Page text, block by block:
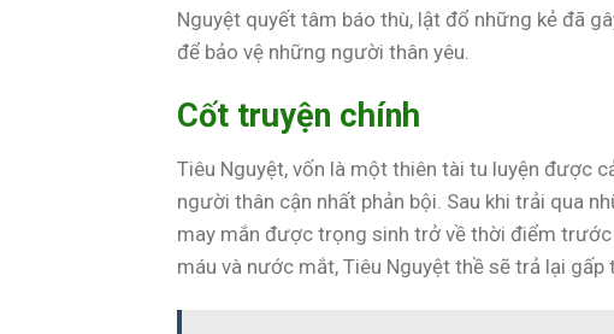
Nguyệt quyết tâm báo thù, lật đổ những kẻ đã
để bảo vệ những người thân yêu.
Cốt truyện chính
Tiêu Nguyệt, vốn là một thiên tài tu luyện được
người thân cận nhất phản bội. Sau khi trải qua
may mắn được trọng sinh trở về thời điểm
máu và nước mắt, Tiêu Nguyệt thề sẽ trả lại